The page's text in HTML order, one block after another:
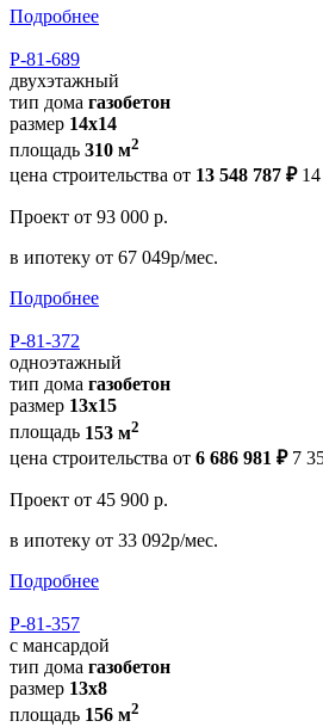
Подробнее
Р-81-689
двухэтажный
тип дома газобетон
размер 14x14
площадь 310 м2
цена строительства от 13 548 787 ₽
Проект от 93 000 р.
в ипотеку от 67 049р/мес.
Подробнее
Р-81-372
одноэтажный
тип дома газобетон
размер 13x15
площадь 153 м2
цена строительства от 6 686 981 ₽ 7
Проект от 45 900 р.
в ипотеку от 33 092р/мес.
Подробнее
Р-81-357
с мансардой
тип дома газобетон
размер 13x8
площадь 156 м2